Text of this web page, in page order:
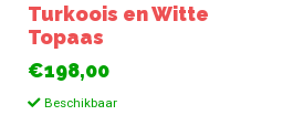
Turkoois en Witte
Topaas
€198,00
Beschikbaar